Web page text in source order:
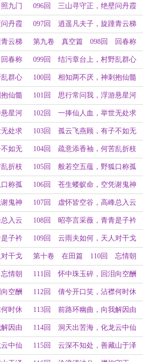
（上）
九门 096回 三山寻守正，绝壁问丹霞
（上）
丹霞 097回 逍遥凡夫子，旋踵青云梯
（上）
云梯 第九卷 真空篇 098回 回春称
国手，门庭亦感秋（上）
春称 099回 结污章台上，村野乱群心
（上）
群心 100回 相知两不厌，神刺抱仙髓
（上）
仙髓 101回 思行常问我，浮游悬星河
（上）
星河 102回 一捧仙人血，举世无处求
（上）
处求 103回 孤云飞燕顾，有子不如无
（上）
如无 104回 疏意添香袖，何苦乱折枝
（上）
折枝 105回 般若空五蕴，野狐口称孤
（上）
称孤 106回 苍生蝼蚁命，空凭谢鬼神
（上）
鬼神 107回 虚怀皆空谷，高峰总入云
（上）
入云 108回 昭亭言采薇，青青是子衿
（上）
子衿 109回 云雨夫如何，天人对干戈
（上）
干戈 第十卷 在田篇 110回 忘情朝
天吼，一水停川流（上）
情朝 111回 怀中珠玉碎，回泪向空酬
（上）
空酬 112回 倩兮开口笑，沾襟何时休
（上）
时休 113回 前路环幽曲，向我解因由
（上）
因由 114回 洞天出苦海，化龙云中仙
（上）
中仙 115回 云深不知处，善藏山于泽